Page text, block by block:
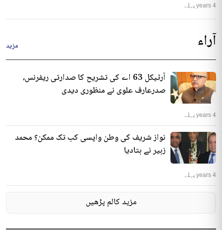
4 years پہلے
آراء مزید
آرٹیکل 63 اے کی تشریح کا صدارتی ریفرنس،
صدرعارف علوی نے منظوری دیدی
4 years پہلے
نواز شریف کی وطن واپسی کب تک ممکن؟ محمد
زبیر نے بتادیا
4 years پہلے
مزید کالم پڑھیں